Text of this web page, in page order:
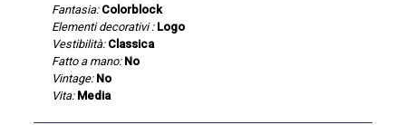
Fantasia: Colorblock
Elementi decorativi : Logo
Vestibilità: Classica
Fatto a mano: No
Vintage: No
Vita: Media